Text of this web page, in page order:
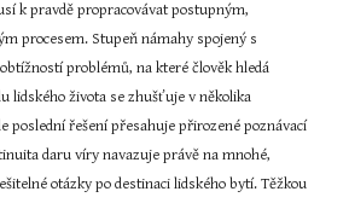
k pravdě propracovávat postupným,
procesem. Stupeň námahy spojený s
problémů, na které člověk hledá
lidského života se zhušťuje v několika
poslední řešení přesahuje přirozené poznávací
daru víry navazuje právě na mnohé,
otázky po destinaci lidského bytí. Těžkou